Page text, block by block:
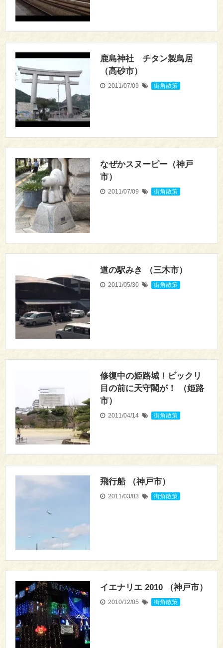
鹿島神社 チタン製鳥居
（高砂市）
2011/07/09 街角散策
なぜかスヌーピー（神戸
市）
2011/07/09 街角散策
道の駅みき （三木市）
2011/05/30 街角散策
修復中の姫路城！ビックリ
目の前に天守閣が！ （姫路
市）
2011/04/14 街角散策
飛行船 （神戸市）
2011/03/03 街角散策
イエナリエ 2010 （神戸市）
2010/12/05 街角散策